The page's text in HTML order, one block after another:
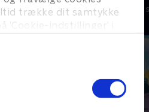
trække dit samtykke
’Cookie-indstillinger’ i
Børneserier • 1